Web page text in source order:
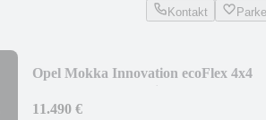
Kontakt
Opel Mokka Innovation ecoFlex 4x4
11.490 €